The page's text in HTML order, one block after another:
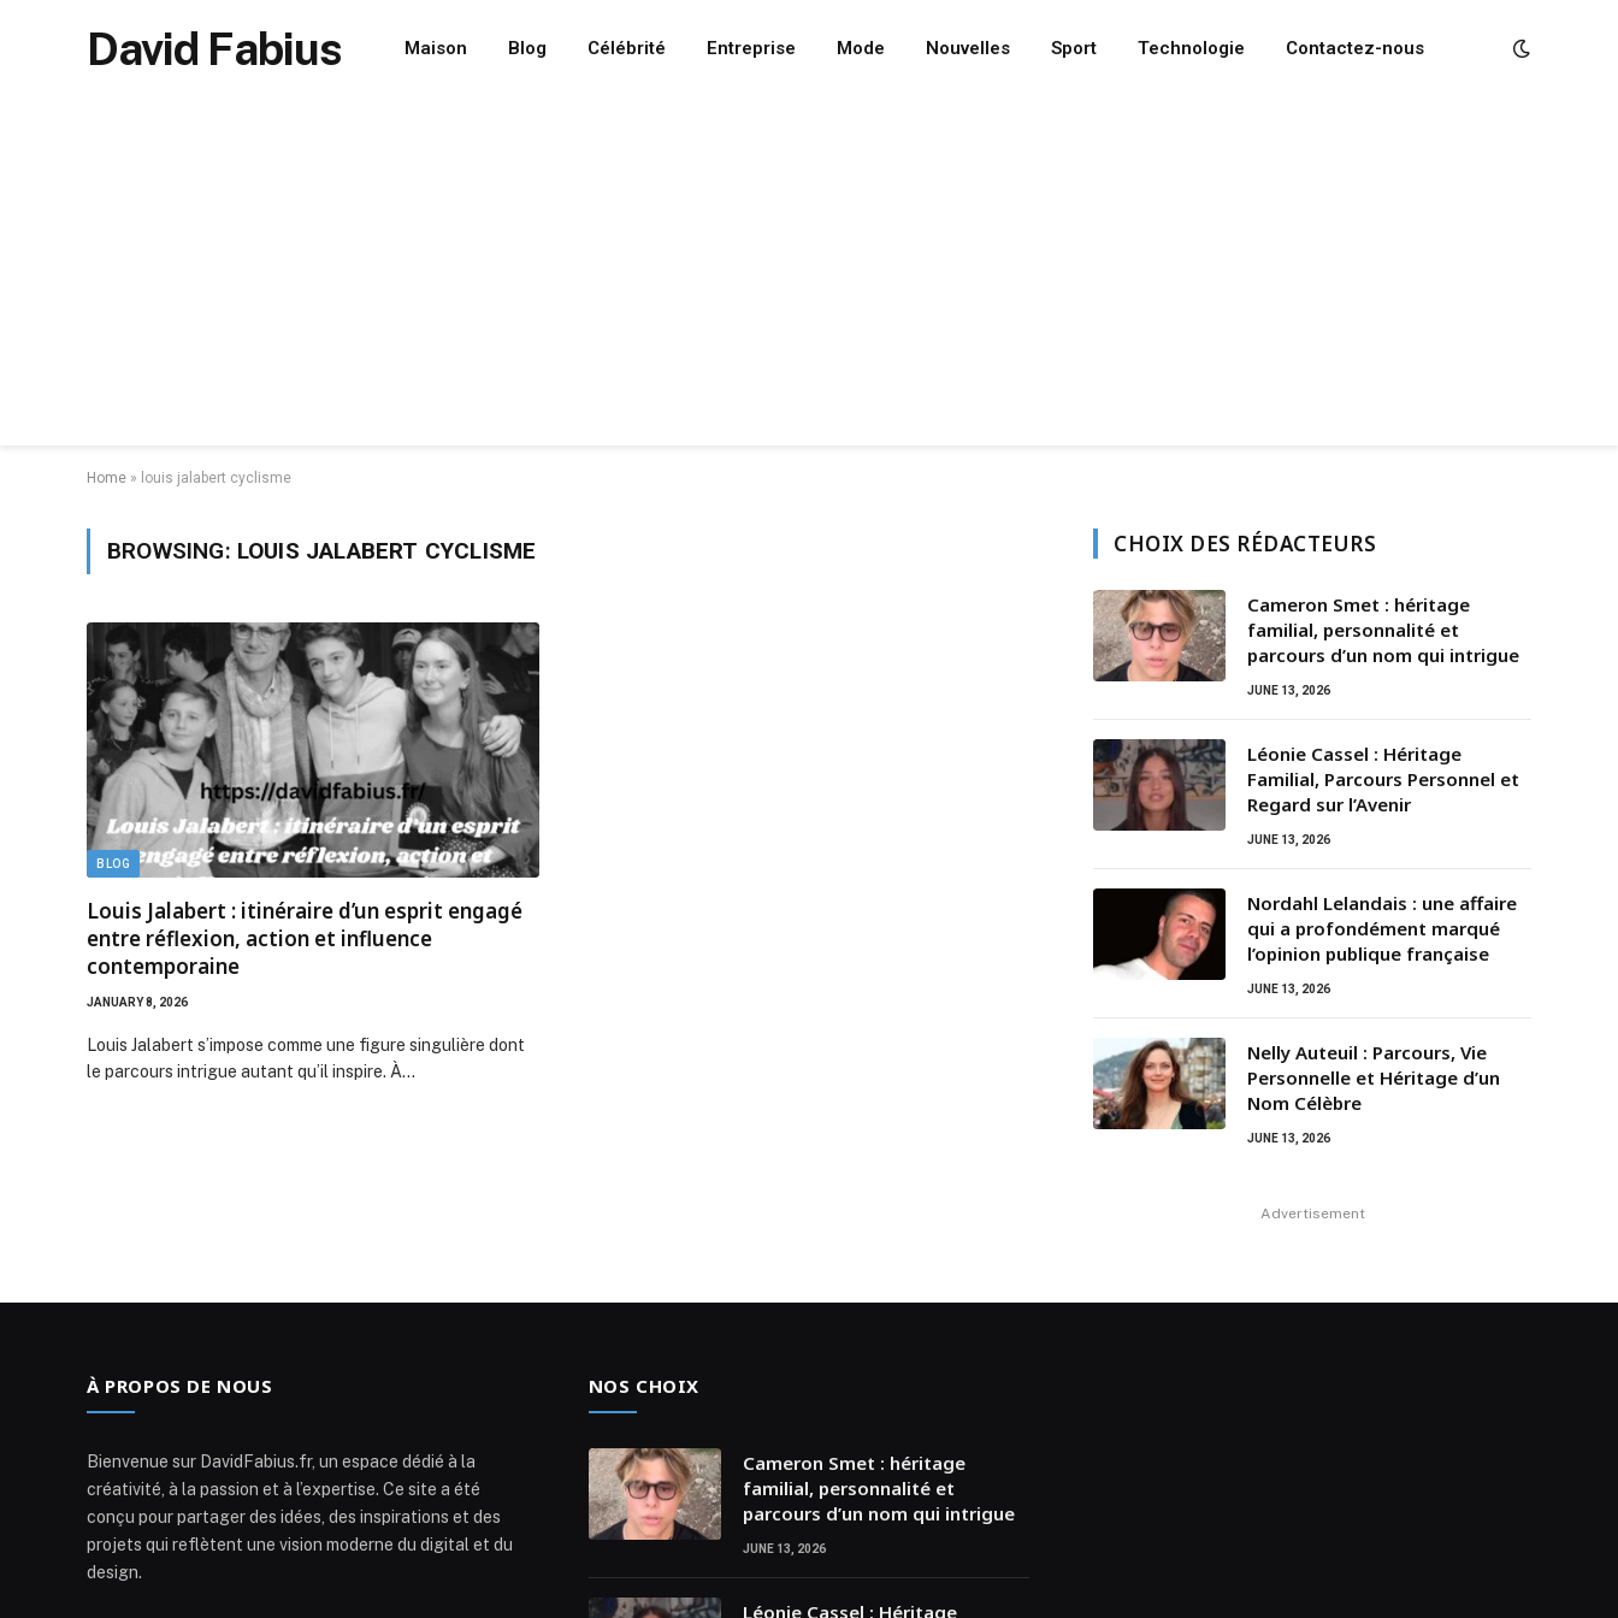
David Fabius Maison Blog Célébrité Entreprise Mode Nouvelles Sport Technologie Contactez-nous
Home » louis jalabert cyclisme
BROWSING: LOUIS JALABERT CYCLISME
BLOG
Louis Jalabert : itinéraire d’un esprit engagé
entre réflexion, action et influence
contemporaine
JANUARY 8, 2026
Louis Jalabert s’impose comme une figure singulière dont
le parcours intrigue autant qu’il inspire. À…
CHOIX DES RÉDACTEURS
Cameron Smet : héritage
familial, personnalité et
parcours d’un nom qui intrigue
JUNE 13, 2026
Léonie Cassel : Héritage
Familial, Parcours Personnel et
Regard sur l’Avenir
JUNE 13, 2026
Nordahl Lelandais : une affaire
qui a profondément marqué
l’opinion publique française
JUNE 13, 2026
Nelly Auteuil : Parcours, Vie
Personnelle et Héritage d’un
Nom Célèbre
JUNE 13, 2026
Advertisement
À PROPOS DE NOUS
Bienvenue sur DavidFabius.fr, un espace dédié à la
créativité, à la passion et à l’expertise. Ce site a été
conçu pour partager des idées, des inspirations et des
projets qui reflètent une vision moderne du digital et du
design.
NOS CHOIX
Cameron Smet : héritage
familial, personnalité et
parcours d’un nom qui intrigue
JUNE 13, 2026
Léonie Cassel : Héritage